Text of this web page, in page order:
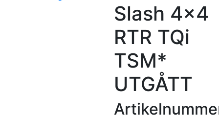
Slash 4×4
RTR TQi
TSM*
UTGÅTT